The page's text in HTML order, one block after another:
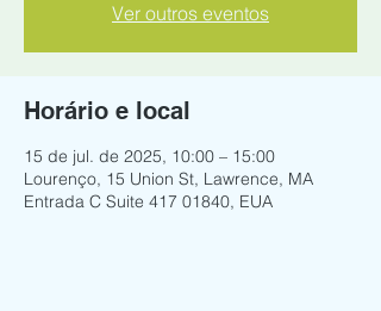
Ver outros eventos
Horário e local
15 de jul. de 2025, 10:00 – 15:00
Lourenço, 15 Union St, Lawrence, MA
Entrada C Suite 417 01840, EUA